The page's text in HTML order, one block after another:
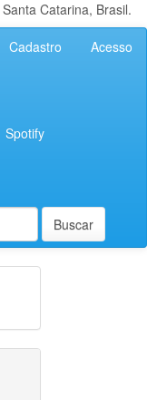
Catarina, Brasil.
Cadastro Acesso
Spotify
Buscar